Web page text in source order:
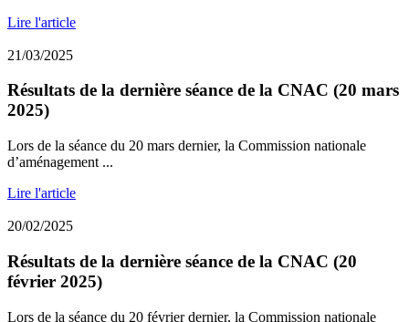
Lire l'article
21/03/2025
Résultats de la dernière séance de la CNAC (20 mars
2025)
Lors de la séance du 20 mars dernier, la Commission nationale
d’aménagement ...
Lire l'article
20/02/2025
Résultats de la dernière séance de la CNAC (20
février 2025)
Lors de la séance du 20 février dernier, la Commission nationale